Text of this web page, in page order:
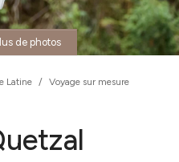
de photos
Latine / Voyage sur mesure